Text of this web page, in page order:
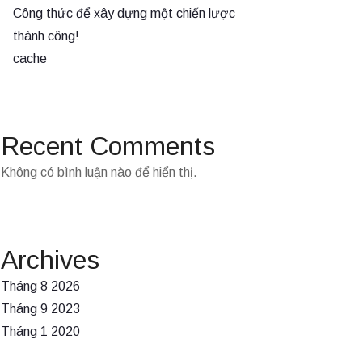
Công thức để xây dựng một chiến lược
thành công!
cache
Recent Comments
Không có bình luận nào để hiển thị.
Archives
Tháng 8 2026
Tháng 9 2023
Tháng 1 2020